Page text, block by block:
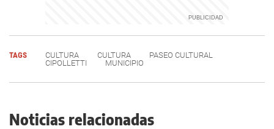
TAGS CULTURA CULTURA
PASEO CULTURAL
CIPOLLETTI
MUNICIPIO
Noticias relacionadas